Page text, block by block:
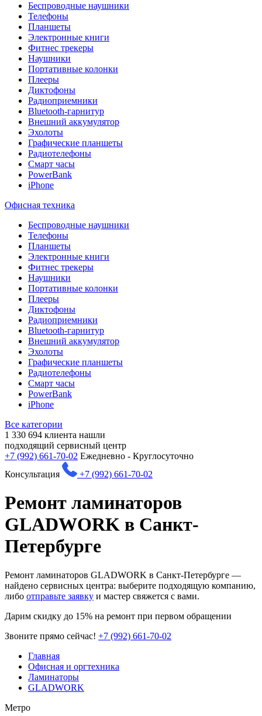
Беспроводные наушники
Телефоны
Планшеты
Электронные книги
Фитнес трекеры
Наушники
Портативные колонки
Плееры
Диктофоны
Радиоприемники
Bluetooth-гарнитур
Внешний аккумулятор
Эхолоты
Графические планшеты
Радиотелефоны
Смарт часы
PowerBank
iPhone
Офисная техника
Беспроводные наушники
Телефоны
Планшеты
Электронные книги
Фитнес трекеры
Наушники
Портативные колонки
Плееры
Диктофоны
Радиоприемники
Bluetooth-гарнитур
Внешний аккумулятор
Эхолоты
Графические планшеты
Радиотелефоны
Смарт часы
PowerBank
iPhone
Все категории
1 330 694 клиента нашли
подходящий сервисный центр
+7 (992) 661-70-02 Ежедневно - Круглосуточно
Консультация
+7 (992) 661-70-02
Ремонт ламинаторов
GLADWORK в Санкт-
Петербурге
Ремонт ламинаторов GLADWORK в Санкт-Петербурге —
найдено сервисных центра: выберите подходящую компанию,
либо отправьте заявку и мастер свяжется с вами.
Дарим скидку до 15% на ремонт при первом обращении
Звоните прямо сейчас! +7 (992) 661-70-02
Главная
Офисная и оргтехника
Ламинаторы
GLADWORK
Метро